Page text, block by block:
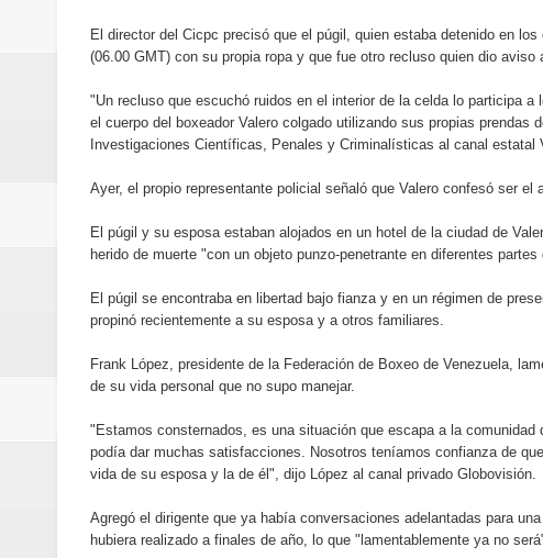
Domingo
Doctor Leonardo Aguilera afirma que
Banreservas y sus filiales realizan en
Banreservas inaugura oficina en el
SEPROI obtiene certificación ISO
Antisoborno certificado
minutos
La Orquesta Sinfónica Nacional y el
El director del Cicpc precisó que el púgil, quien estaba detenido en
(06.00 GMT) con su propia ropa y que fue otro recluso quien dio
"Un recluso que escuchó ruidos en el interior de la celda lo participa
el cuerpo del boxeador Valero colgado utilizando sus propias prendas
Investigaciones Científicas, Penales y Criminalísticas al canal estatal
Ayer, el propio representante policial señaló que Valero confesó ser
El púgil y su esposa estaban alojados en un hotel de la ciudad de
herido de muerte "con un objeto punzo-penetrante en diferentes
El púgil se encontraba en libertad bajo fianza y en un régimen de
propinó recientemente a su esposa y a otros familiares.
Frank López, presidente de la Federación de Boxeo de Venezuela,
de su vida personal que no supo manejar.
"Estamos consternados, es una situación que escapa a la
podía dar muchas satisfacciones. Nosotros teníamos confianza de
vida de su esposa y la de él", dijo López al canal privado Globovisión.
Agregó el dirigente que ya había conversaciones adelantadas para
hubiera realizado a finales de año, lo que "lamentablemente ya no